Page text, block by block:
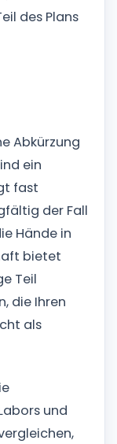
des Plans
Abkürzung
ein
fast
der Fall
Hände in
bietet
Teil
die Ihren
als
und